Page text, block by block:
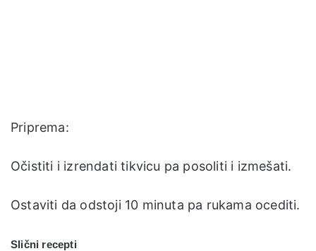
Priprema:
Očistiti i izrendati tikvicu pa posoliti i izmešati.
Ostaviti da odstoji 10 minuta pa rukama ocediti.
Slični recepti